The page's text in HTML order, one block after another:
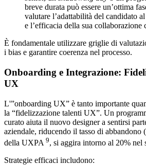
breve durata può essere un’ottima
valutare l’adattabilità del candidato
e l’efficacia della sua collaborazione
È fondamentale utilizzare griglie di
i bias e garantire coerenza nel processo.
Onboarding e Integrazione:
UX
L'”onboarding UX” è tanto importante
la “fidelizzazione talenti UX”. Un
curato aiuta il nuovo designer a sentirsi
aziendale, riducendo il tasso di abbandono
della UXPA 9, si aggira intorno al 20% nel
Strategie efficaci includono: